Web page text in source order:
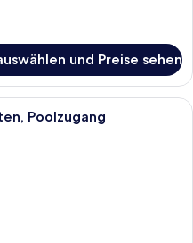
und Preise sehen
Ein Poolbereich mit freiem Blick auf
Poolzugang